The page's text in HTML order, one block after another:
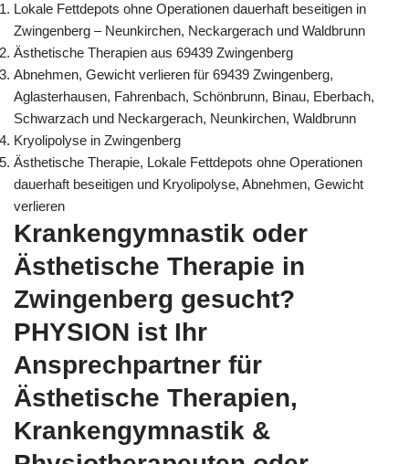
Lokale Fettdepots ohne Operationen dauerhaft beseitigen in
Zwingenberg – Neunkirchen, Neckargerach und Waldbrunn
Ästhetische Therapien aus 69439 Zwingenberg
Abnehmen, Gewicht verlieren für 69439 Zwingenberg,
Aglasterhausen, Fahrenbach, Schönbrunn, Binau, Eberbach,
Schwarzach und Neckargerach, Neunkirchen, Waldbrunn
Kryolipolyse in Zwingenberg
Ästhetische Therapie, Lokale Fettdepots ohne Operationen
dauerhaft beseitigen und Kryolipolyse, Abnehmen, Gewicht
verlieren
Krankengymnastik oder
Ästhetische Therapie in
Zwingenberg gesucht?
PHYSION ist Ihr
Ansprechpartner für
Ästhetische Therapien,
Krankengymnastik &